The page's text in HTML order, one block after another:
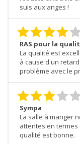
suis aux anges !
RAS pour la
La qualité est
à cause d'un
problème avec le
Sympa
La salle à manger
attentes en termes
qualité est bonne.